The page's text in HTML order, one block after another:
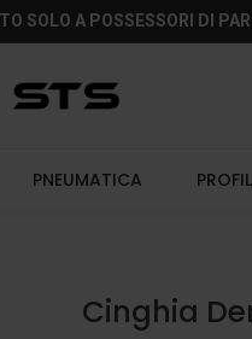
SOLO A POSSESSORI DI
PNEUMATICA
Cinghia